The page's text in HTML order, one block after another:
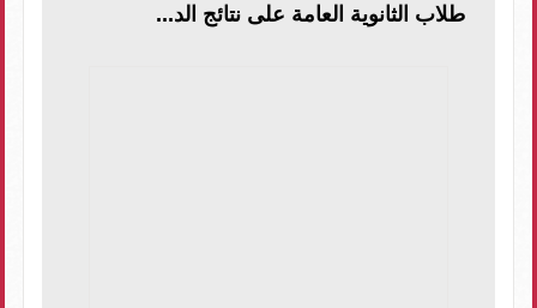
طلاب الثانوية العامة على نتائج الد...